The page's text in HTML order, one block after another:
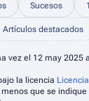
Sucesos
Artículos destacados
vez el 12 may 2025
la licencia
menos que se